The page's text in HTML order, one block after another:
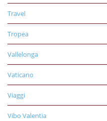
Travel
Tropea
Vallelonga
Vaticano
Viaggi
Vibo Valentia